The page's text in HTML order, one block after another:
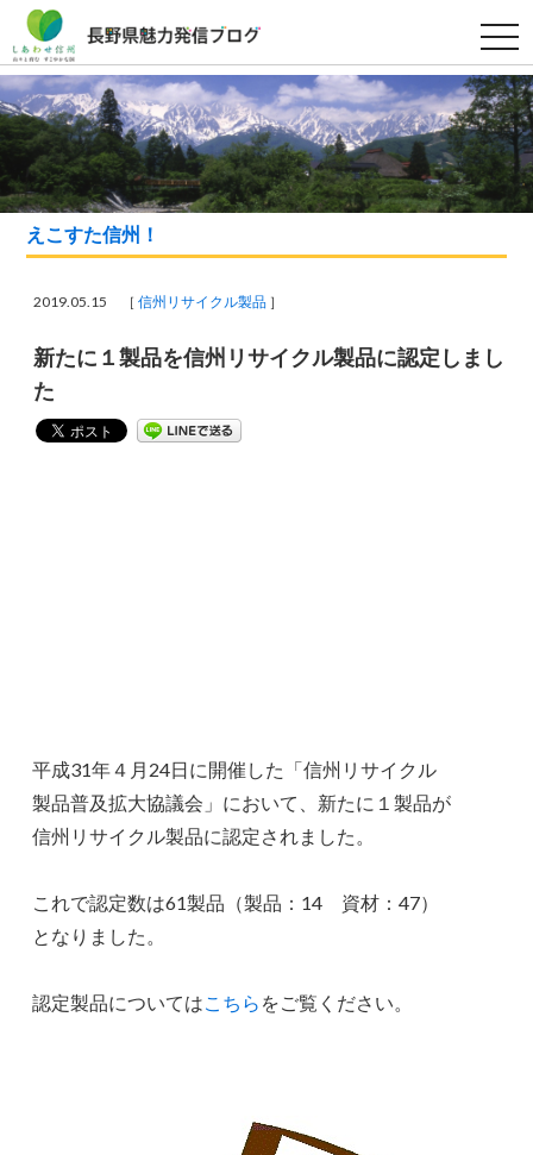
t
o
g
g
l
e
n
a
v
g
i
えこすた信州！
2019.05.15 ［信州リサイクル製品 ］
新たに１製品を信州リサイクル製品に認定しまし
た
平成31年４月24日に開催した「信州リサイクル
製品普及拡大協議会」において、新たに１製品が
信州リサイクル製品に認定されました。
これで認定数は61製品（製品：14 資材：47）
となりました。
認定製品についてはこちら をご覧ください。